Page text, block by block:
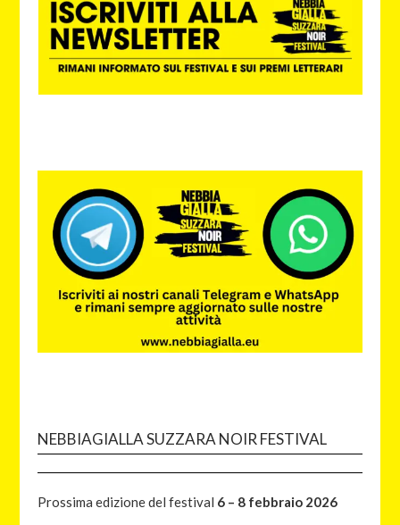
NEBBIAGIALLA SUZZARA NOIR FESTIVAL
Prossima edizione del festival 6 – 8 febbraio 2026